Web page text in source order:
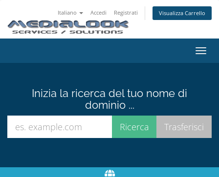
Italiano Accedi Registrati Visualizza Carrello
Attiva
Inizia la ricerca del tuo nome di
dominio ...